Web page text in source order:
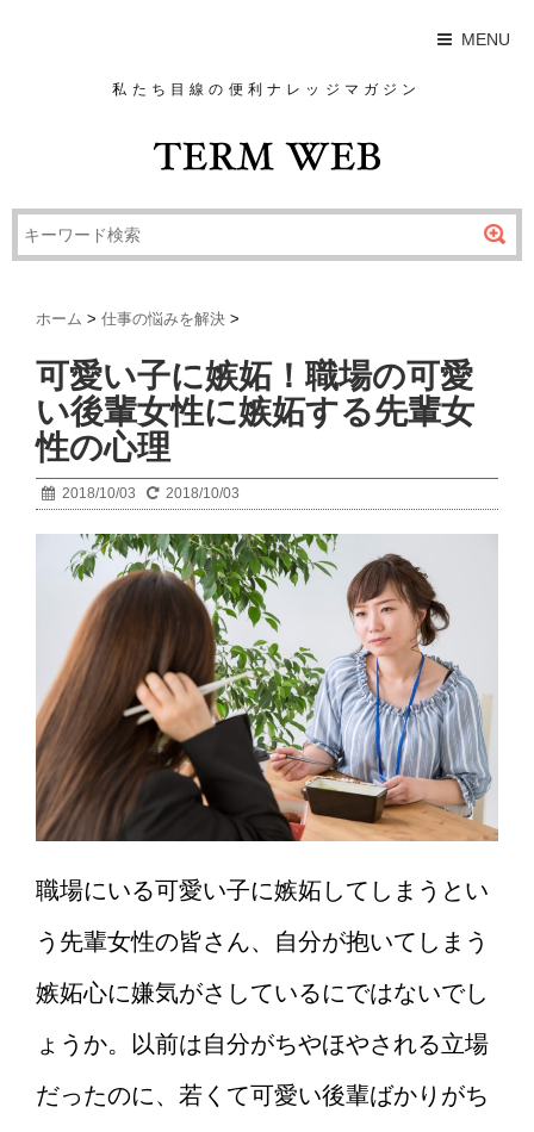
MENU
私たち目線の便利ナレッジマガジン
ホーム > 仕事の悩みを解決 >
可愛い子に嫉妬！職場の可愛
い後輩女性に嫉妬する先輩女
性の心理
2018/10/03 2018/10/03
職場にいる可愛い子に嫉妬してしまうとい
う先輩女性の皆さん、自分が抱いてしまう
嫉妬心に嫌気がさしているにではないでし
ょうか。以前は自分がちやほやされる立場
だったのに、若くて可愛い後輩ばかりがち